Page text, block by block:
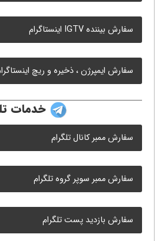
سفارش بیننده IGTV اینستاگرام
سفارش ایمپرژن ، ذخیره و ریچ
خدمات
سفارش ممبر کانال تلگرام
سفارش ممبر سوپر گروه تلگرام
سفارش بازدید پست تلگرام